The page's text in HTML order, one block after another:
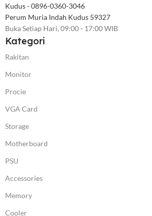
Kudus - 0896-0360-3046
Perum Muria Indah Kudus 59327
Buka Setiap Hari, 09:00 - 17:00 WIB
Kategori
Rakitan
Monitor
Procie
VGA Card
Storage
Motherboard
PSU
Accessories
Memory
Cooler